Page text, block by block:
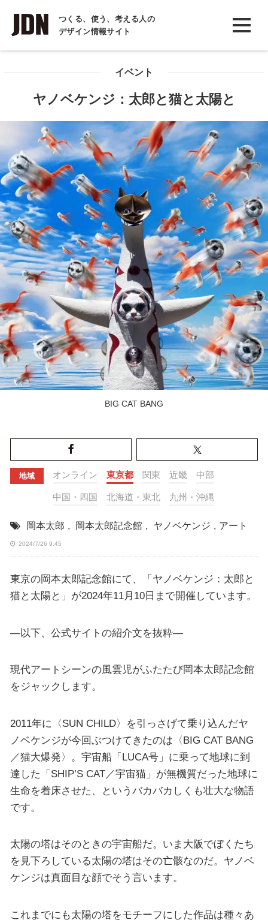
つくる、使う、考える人の
デザイン情報サイト
INTERVIEW
インタビュー
コラム
イベント
ヤノベケンジ：太郎と猫と太陽と
BIG CAT BANG
地域 オンライン 東京都 関東 近畿 中部
中国・四国 北海道・東北 九州・沖縄
岡本太郎 , 岡本太郎記念館 , ヤノベケンジ , アート
2024/7/26 9:45
東京の岡本太郎記念館にて、「ヤノベケンジ：太郎と
猫と太陽と」が2024年11月10日まで開催しています。
—以下、公式サイトの紹介文を抜粋—
現代アートシーンの風雲児がふたたび岡本太郎記念館
をジャックします。
2011年に〈SUN CHILD〉を引っさげて乗り込んだヤ
ノベケンジが今回ぶつけてきたのは〈BIG CAT BANG
／猫大爆発〉。宇宙船「LUCA号」に乗って地球に到
達した「SHIP’S CAT／宇宙猫」が無機質だった地球に
生命を着床させた、というバカバカしくも壮大な物語
です。
太陽の塔はそのときの宇宙船だ。いま大阪でぼくたち
を見下ろしている太陽の塔はその亡骸なのだ。ヤノベ
ケンジは真面目な顔でそう言います。
これまでにも太陽の塔をモチーフにした作品は種々あ